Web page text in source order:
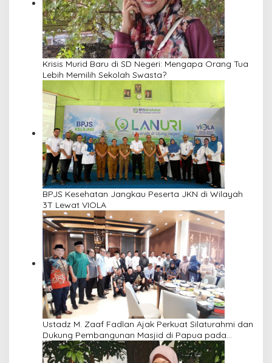
Krisis Murid Baru di SD Negeri: Mengapa Orang Tua
Lebih Memilih Sekolah Swasta?
BPJS Kesehatan Jangkau Peserta JKN di Wilayah
3T Lewat VIOLA
Ustadz M. Zaaf Fadlan Ajak Perkuat Silaturahmi dan
Dukung Pembangunan Masjid di Papua pada
Pengajian Yayasan Alimbas Insan Cita